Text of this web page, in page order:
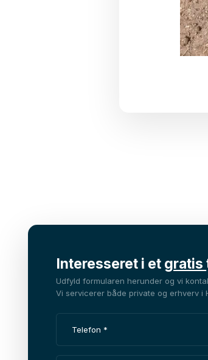
Interesseret i et gratis
Udfyld formularen herunder og vi
Vi servicerer både private og erhverv i